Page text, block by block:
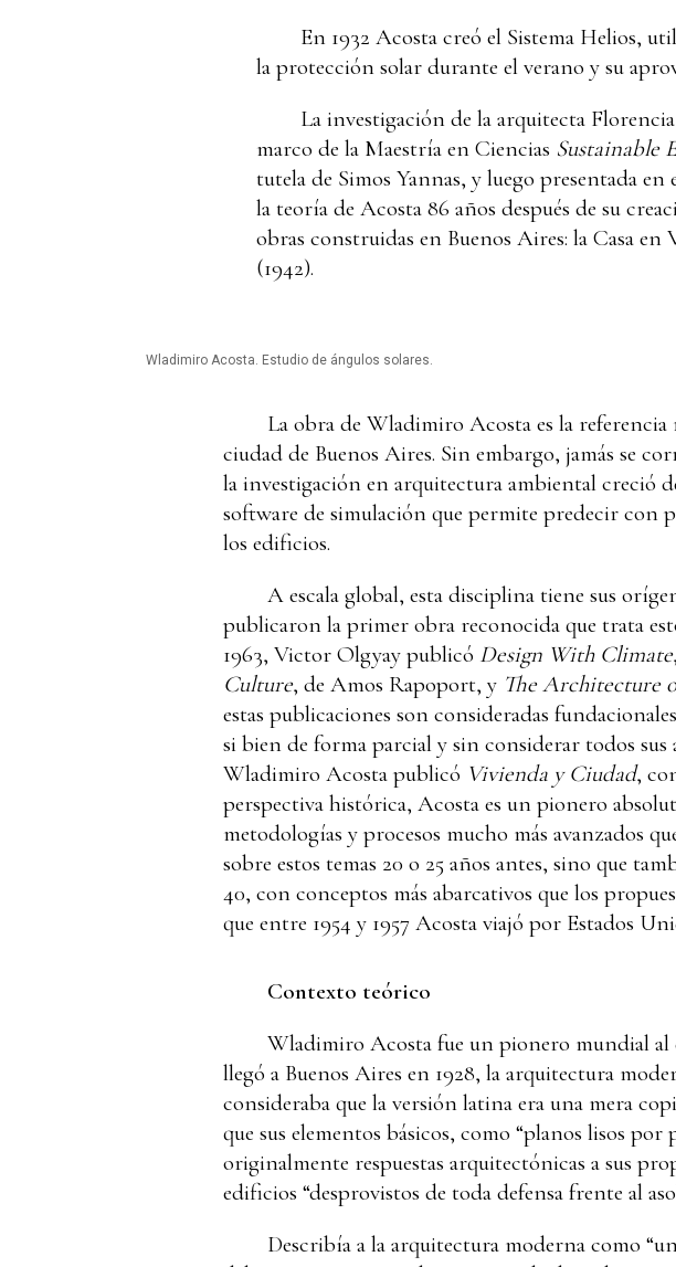
En 1932 Acosta creó el Sistema Helios,
la protección solar durante el verano y su
La investigación de la arquitecta
marco de la Maestría en Ciencias Sustainable
tutela de Simos Yannas, y luego presentada en
la teoría de Acosta 86 años después de su
obras construidas en Buenos Aires: la Casa
(1942).
Wladimiro Acosta. Estudio de ángulos solares.
La obra de Wladimiro Acosta es la
ciudad de Buenos Aires. Sin embargo, jamás se
la investigación en arquitectura ambiental creció
software de simulación que permite predecir con
los edificios.
A escala global, esta disciplina tiene sus
publicaron la primer obra reconocida que trata
1963, Victor Olgyay publicó Design With Climate
Culture, de Amos Rapoport, y The Architecture
estas publicaciones son consideradas
si bien de forma parcial y sin considerar todos sus
Wladimiro Acosta publicó Vivienda y Ciudad,
perspectiva histórica, Acosta es un pionero
metodologías y procesos mucho más avanzados
sobre estos temas 20 o 25 años antes, sino que
40, con conceptos más abarcativos que los
que entre 1954 y 1957 Acosta viajó por Estados
Contexto teórico
Wladimiro Acosta fue un pionero mundial al
llegó a Buenos Aires en 1928, la arquitectura
consideraba que la versión latina era una mera
que sus elementos básicos, como “planos lisos
originalmente respuestas arquitectónicas a sus
edificios “desprovistos de toda defensa frente al
Describía a la arquitectura moderna como